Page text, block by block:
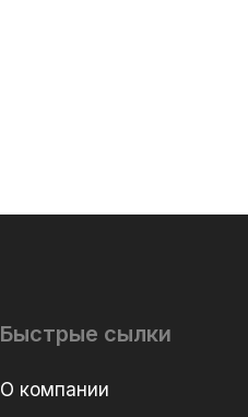
Быстрые сылки
О компании